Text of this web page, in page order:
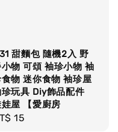
甜麵包 隨機2入 野
物 可頌 袖珍小物 袖
物 迷你食物 袖珍屋
玩具 Diy飾品配件
屋 【愛廚房
15